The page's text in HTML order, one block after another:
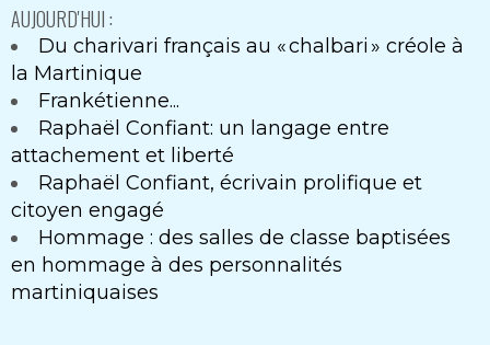
AUJOURD'HUI :
Du charivari français au « chalbari » créole à
la Martinique
Frankétienne...
Raphaël Confiant: un langage entre
attachement et liberté
Raphaël Confiant, écrivain prolifique et
citoyen engagé
Hommage : des salles de classe baptisées
en hommage à des personnalités
martiniquaises